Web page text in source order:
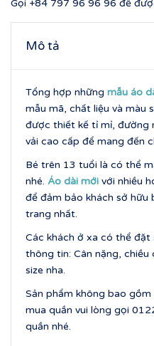
Gọi +84 797 96 96 96 để
Mô tả
Tổng hợp những mẫu áo
mẫu mã, chất liệu và màu
được thiết kế tỉ mỉ, đường
vải cao cấp để mang đến
Bé trên 13 tuổi là có thể
nhé. Áo dài mới với nhiều
để đảm bảo khách sở hữu
trang nhất.
Các khách ở xa có thể đặt
thông tin: Cân nặng,
size nha.
Sản phẩm không bao
mua quần vui lòng gọi
quần nhé.